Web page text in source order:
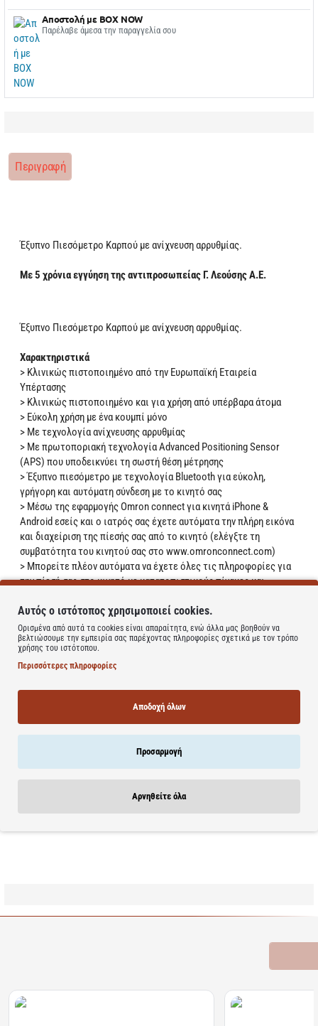
Αποστολή με BOX NOW
Παρέλαβε άμεσα την παραγγελία σου
Περιγραφή
Έξυπνο Πιεσόμετρο Καρπού με ανίχνευση αρρυθμίας.
Με 5 χρόνια εγγύηση της αντιπροσωπείας Γ. Λεούσης Α.Ε.
Έξυπνο Πιεσόμετρο Καρπού με ανίχνευση αρρυθμίας.
Χαρακτηριστικά
> Κλινικώς πιστοποιημένο από την Ευρωπαϊκή Εταιρεία
Υπέρτασης
> Κλινικώς πιστοποιημένο και για χρήση από υπέρβαρα άτομα
> Εύκολη χρήση με ένα κουμπί μόνο
> Με τεχνολογία ανίχνευσης αρρυθμίας
> Με πρωτοποριακή τεχνολογία Advanced Positioning Sensor
(APS) που υποδεικνύει τη σωστή θέση μέτρησης
> Έξυπνο πιεσόμετρο με τεχνολογία Bluetooth για εύκολη,
γρήγορη και αυτόματη σύνδεση με το κινητό σας
> Mέσω της εφαρμογής Omron connect για κινητά iPhone &
Android εσείς και ο ιατρός σας έχετε αυτόματα την πλήρη εικόνα
και διαχείριση της πίεσής σας από το κινητό (ελέγξτε τη
συμβατότητα του κινητού σας στο www.omronconnect.com)
> Μπορείτε πλέον αυτόματα να έχετε όλες τις πληροφορίες για
την πίεσή σας στο κινητό με κατατοπιστικούς πίνακες και
> Μετράει και την πρωινή υπέρταση και προβάλλει τη μέση
εβδομαδιαία τιμή των πρωινών και βραδινών μετρήσεων
ξεχωριστά
> Με ένδειξη στην οθόνη εάν η πίεση είναι εκτός των
φυσιολογικών ορίων
μέτρησης για μέγιστη ακρίβεια
> Με οδηγό σωστής τοποθέτησης του πιεσομέτρου στον καρπό
> Μνήμη 100 μετρήσεων για 2 διαφορετικούς χρήστες με
> Με ελληνικές οδηγίες χρήσης
> Με 5 χρόνια εγγύηση της αντιπροσωπείας Γ. ΛΕΟΥΣΗΣ Α.Ε.
Αυτός ο ιστότοπος χρησιμοποιεί cookies.
Ορισμένα από αυτά τα cookies είναι απαραίτητα, ενώ άλλα μας βοηθούν να
βελτιώσουμε την εμπειρία σας παρέχοντας πληροφορίες σχετικά με τον τρόπο
χρήσης του ιστότοπου.
Περισσότερες πληροφορίες
Αποδοχή όλων
Προσαρμογή
Αρνηθείτε όλα